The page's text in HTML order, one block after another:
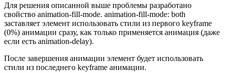
Для решения описанной выше проблемы разработано
свойство animation-fill-mode. animation-fill-mode: both
заставляет элемент использовать стили из первого keyframe
(0%) анимации сразу, как только применяется анимация (даже
если есть animation-delay).
После завершения анимации элемент будет использовать
стили из последнего keyframe анимации.